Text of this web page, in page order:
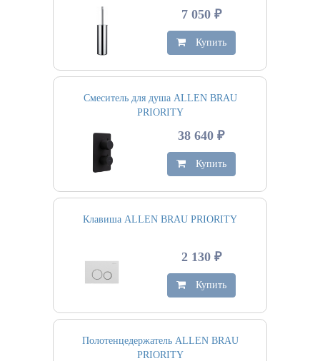
7 050 ₽
Купить
Смеситель для душа ALLEN BRAU
PRIORITY
38 640 ₽
Купить
Клавиша ALLEN BRAU PRIORITY
2 130 ₽
Купить
Полотенцедержатель ALLEN BRAU
PRIORITY